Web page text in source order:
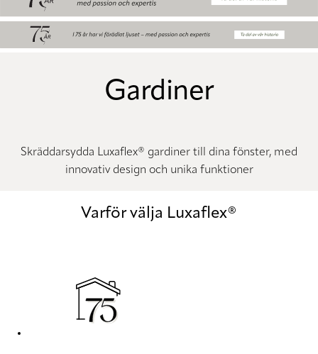
Gardiner
Skräddarsydda Luxaflex® gardiner till dina fönster, med
innovativ design och unika funktioner
Varför välja Luxaflex®